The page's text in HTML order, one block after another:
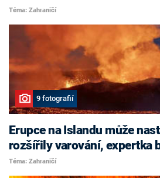
Téma: Zahraničí
9 fotografií
Erupce na Islandu může
rozšířily varování, expertka
Téma: Zahraničí